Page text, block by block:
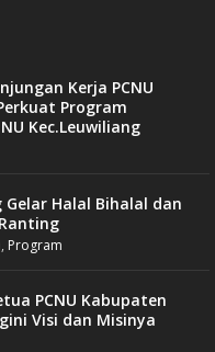
Kerja PCNU
Program
Kec.Leuwiliang
Gelar Halal Bihalal dan
, Program
PCNU Kabupaten
Visi dan Misinya